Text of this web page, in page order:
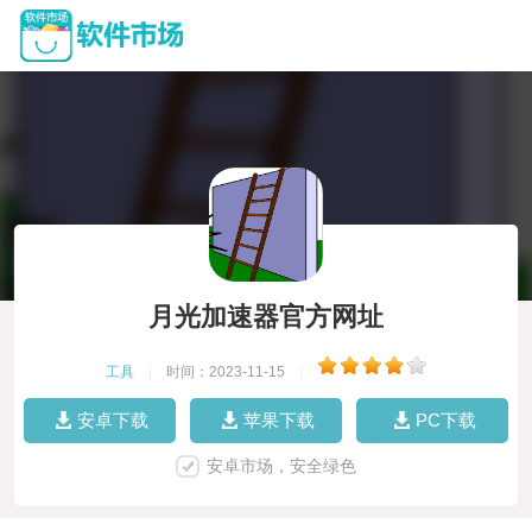
月光加速器官方网址
工具 时间：2023-11-15
安卓下载 苹果下载 PC下载
安卓市场，安全绿色